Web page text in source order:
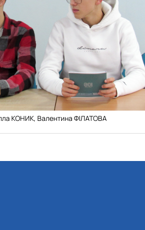
КОНИК, Валентина ФІЛАТОВА